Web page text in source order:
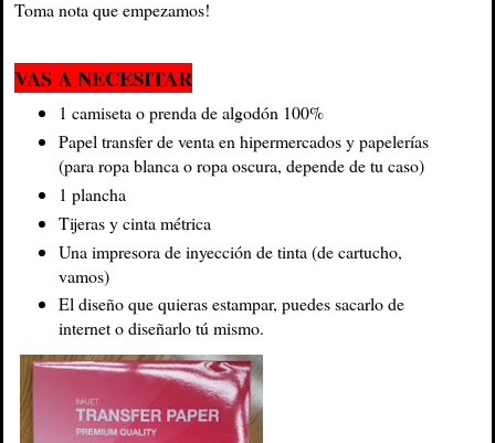
Toma nota que empezamos!
VAS A NECESITAR
1 camiseta o prenda de algodón 100%
Papel transfer de venta en hipermercados y papelerías
(para ropa blanca o ropa oscura, depende de tu caso)
1 plancha
Tijeras y cinta métrica
Una impresora de inyección de tinta (de cartucho,
vamos)
El diseño que quieras estampar, puedes sacarlo de
internet o diseñarlo tú mismo.